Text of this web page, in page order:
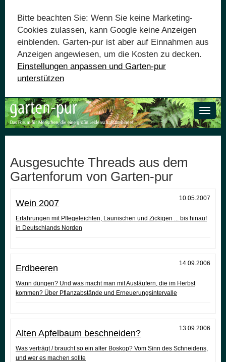
Bitte beachten Sie: Wenn Sie keine Marketing-
Cookies zulassen, kann Google keine Anzeigen
einblenden. Garten-pur ist aber auf Einnahmen aus
Anzeigen angewiesen, um die Kosten zu decken.
Einstellungen anpassen und Garten-pur
unterstützen
Toggle
Ausgesuchte Threads aus dem
Gartenforum von Garten-pur
10.05.2007
Wein 2007
Erfahrungen mit Pflegeleichten, Launischen und Zickigen ... bis hinauf
in Deutschlands Norden
14.09.2006
Erdbeeren
Wann düngen? Und was macht man mit Ausläufern, die im Herbst
kommen? Über Pflanzabstände und Erneuerungsintervalle
13.09.2006
Alten Apfelbaum beschneiden?
Was verträgt / braucht so ein alter Boskop? Vom Sinn des Schneidens,
und wer es machen sollte